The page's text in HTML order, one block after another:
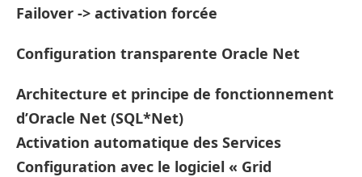
Failover -> activation forcée
Configuration transparente Oracle Net
Architecture et principe de fonctionnement
d’Oracle Net (SQL*Net)
Activation automatique des Services
Configuration avec le logiciel « Grid